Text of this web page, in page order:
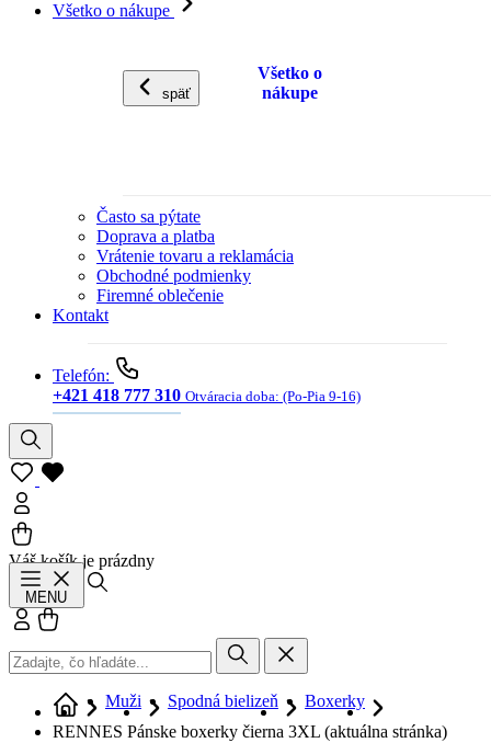
Všetko o nákupe
späť
Všetko o
nákupe
Často sa pýtate
Doprava a platba
Vrátenie tovaru a reklamácia
Obchodné podmienky
Firemné oblečenie
Kontakt
Telefón:
+421 418 777 310 Otváracia doba: (Po-Pia 9-16)
Váš košík je prázdny
MENU
Prihlásiť sa
Muži Spodná bielizeň
Boxerky
RENNES Pánske boxerky čierna 3XL (aktuálna stránka)